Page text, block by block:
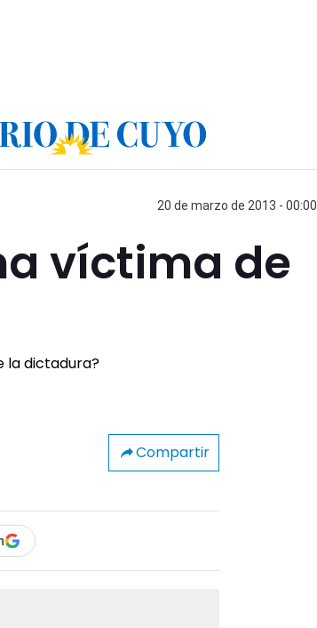
20 de marzo de 2013 - 00:00
víctima de
Compartir